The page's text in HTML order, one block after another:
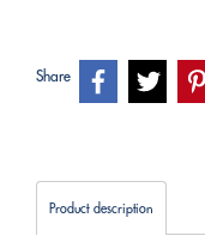
Share
Product description